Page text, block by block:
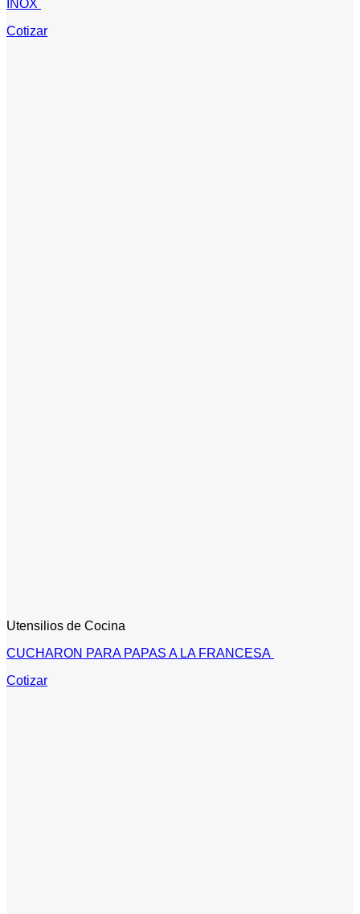
INOX
Cotizar
Utensilios de Cocina
CUCHARON PARA PAPAS A LA FRANCESA
Cotizar